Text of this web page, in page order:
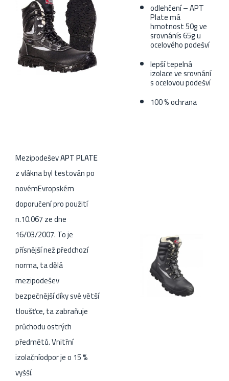
odlehčení – APT
Plate má
hmotnost 50g ve
srovnánís 65g u
ocelového podešví
lepší tepelná
izolace ve srovnání
s ocelovou podešví
100 % ochrana
MezipodeševAPT PLATE
z vlákna byl testován po
novémEvropském
doporučení pro použití
n.10.067 ze dne
16/03/2007. To je
přísnější než předchozí
norma, ta dělá
mezipodešev
bezpečnější díky své větší
tloušťce, ta zabraňuje
průchodu ostrých
předmětů. Vnitřní
izolačníodpor je o 15 %
vyšší.